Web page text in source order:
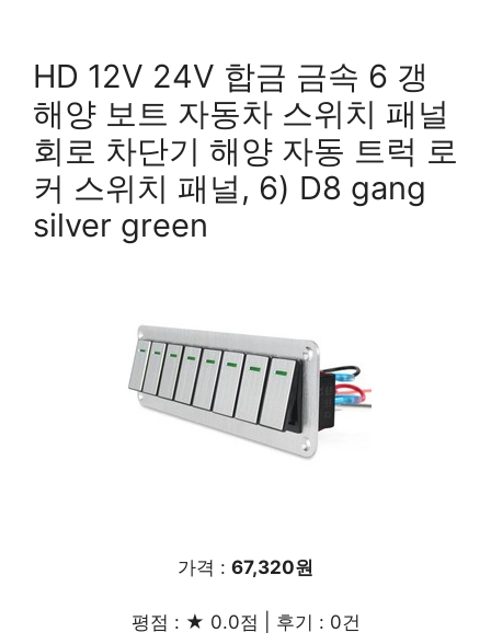
HD 12V 24V 합금 금속 6 갱
해양 보트 자동차 스위치 패널
회로 차단기 해양 자동 트럭 로
커 스위치 패널, 6) D8 gang
silver green
가격 : 67,320원
평점 : ★ 0.0점 | 후기 : 0건